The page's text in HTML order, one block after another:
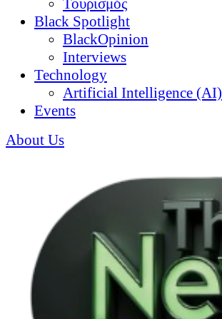
Τουρισμός
Black Spotlight
BlackOpinion
Interviews
Technology
Artificial Intelligence (AI)
Events
About Us